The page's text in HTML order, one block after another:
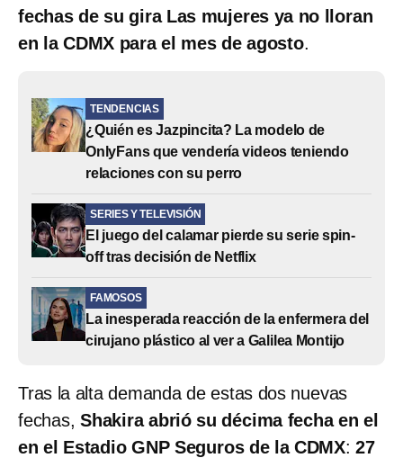
fechas de su gira Las mujeres ya no lloran
en la CDMX para el mes de agosto.
TENDENCIAS
¿Quién es Jazpincita? La modelo de
OnlyFans que vendería videos teniendo
relaciones con su perro
SERIES Y TELEVISIÓN
El juego del calamar pierde su serie spin-
off tras decisión de Netflix
FAMOSOS
La inesperada reacción de la enfermera del
cirujano plástico al ver a Galilea Montijo
Tras la alta demanda de estas dos nuevas
fechas, Shakira abrió su décima fecha en el
en el Estadio GNP Seguros de la CDMX:27